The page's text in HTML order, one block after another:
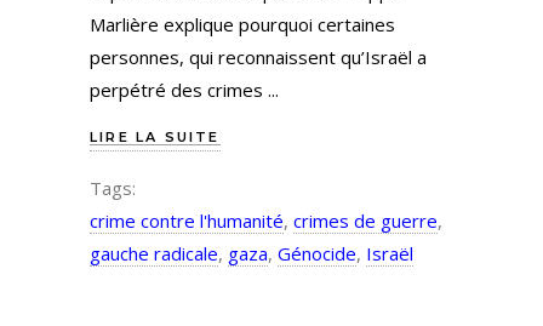
Marlière explique pourquoi certaines
personnes, qui reconnaissent qu’Israël a
perpétré des crimes
LIRE LA SUITE
Tags:
crime contre l'humanité, crimes de guerre,
gauche radicale, gaza, Génocide, Israël